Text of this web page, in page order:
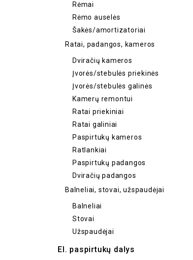
Rėmai
Rėmo auselės
Šakės/amortizatoriai
Ratai, padangos, kameros
Dviračių kameros
Įvorės/stebulės priekinės
Įvorės/stebulės galinės
Kamerų remontui
Ratai priekiniai
Ratai galiniai
Paspirtukų kameros
Ratlankiai
Paspirtukų padangos
Dviračių padangos
Balneliai, stovai, užspaudėjai
Balneliai
Stovai
Užspaudėjai
El. paspirtukų dalys